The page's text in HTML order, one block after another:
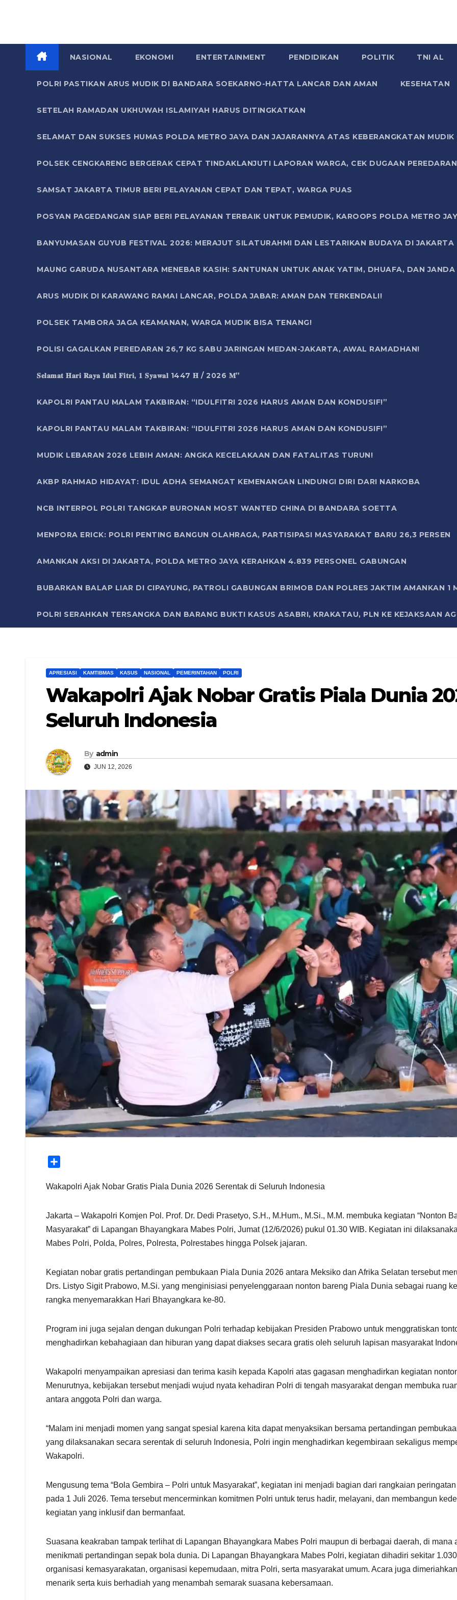
NASIONAL EKONOMI ENTERTAINMENT PENDIDIKAN POLITIK TNI AL
POLRI PASTIKAN ARUS MUDIK DI BANDARA SOEKARNO-HATTA LANCAR DAN AMAN KESEHATAN
SETELAH RAMADAN UKHUWAH ISLAMIYAH HARUS DITINGKATKAN
SELAMAT DAN SUKSES HUMAS POLDA METRO JAYA DAN JAJARANNYA ATAS KEBERANGKATAN
POLSEK CENGKARENG BERGERAK CEPAT TINDAKLANJUTI LAPORAN WARGA, CEK DUGAAN
SAMSAT JAKARTA TIMUR BERI PELAYANAN CEPAT DAN TEPAT, WARGA PUAS
POSYAN PAGEDANGAN SIAP BERI PELAYANAN TERBAIK UNTUK PEMUDIK, KAROOPS POLDA METRO
BANYUMASAN GUYUB FESTIVAL 2026: MERAJUT SILATURAHMI DAN LESTARIKAN BUDAYA DI JAKARTA
MAUNG GARUDA NUSANTARA MENEBAR KASIH: SANTUNAN UNTUK ANAK YATIM, DHUAFA, DAN
ARUS MUDIK DI KARAWANG RAMAI LANCAR, POLDA JABAR: AMAN DAN TERKENDALI!
POLSEK TAMBORA JAGA KEAMANAN, WARGA MUDIK BISA TENANG!
POLISI GAGALKAN PEREDARAN 26,7 KG SABU JARINGAN MEDAN-JAKARTA, AWAL RAMADHAN!
𝐒𝐞𝐥𝐚𝐦𝐚𝐭 𝐇𝐚𝐫𝐢 𝐑𝐚𝐲𝐚 𝐈𝐝𝐮𝐥 𝐅𝐢𝐭𝐫𝐢, 𝟏 𝐒𝐲𝐚𝐰𝐚𝐥 1447 𝐇 / 2026 𝐌”
KAPOLRI PANTAU MALAM TAKBIRAN: “IDULFITRI 2026 HARUS AMAN DAN KONDUSIF!”
KAPOLRI PANTAU MALAM TAKBIRAN: “IDULFITRI 2026 HARUS AMAN DAN KONDUSIF!”
MUDIK LEBARAN 2026 LEBIH AMAN: ANGKA KECELAKAAN DAN FATALITAS TURUN!
AKBP RAHMAD HIDAYAT: IDUL ADHA SEMANGAT KEMENANGAN LINDUNGI DIRI DARI NARKOBA
NCB INTERPOL POLRI TANGKAP BURONAN MOST WANTED CHINA DI BANDARA SOETTA
MENPORA ERICK: POLRI PENTING BANGUN OLAHRAGA, PARTISIPASI MASYARAKAT BARU 26,3 PERSEN
AMANKAN AKSI DI JAKARTA, POLDA METRO JAYA KERAHKAN 4.839 PERSONEL GABUNGAN
BUBARKAN BALAP LIAR DI CIPAYUNG, PATROLI GABUNGAN BRIMOB DAN POLRES JAKTIM AMANKAN 1
POLRI SERAHKAN TERSANGKA DAN BARANG BUKTI KASUS ASABRI, KRAKATAU, PLN KE KEJAKSAAN
APRESIASI KAMTIBMAS KASUS NASIONAL PEMERINTAHAN POLRI
Wakapolri Ajak Nobar Gratis Piala Dunia
Seluruh Indonesia
By admin
JUN 12, 2026
a
Wakapolri Ajak Nobar Gratis Piala Dunia 2026 Serentak di Seluruh Indonesia
Jakarta – Wakapolri Komjen Pol. Prof. Dr. Dedi Prasetyo, S.H., M.Hum., M.Si., M.M. membuka kegiatan “Nonton
Masyarakat” di Lapangan Bhayangkara Mabes Polri, Jumat (12/6/2026) pukul 01.30 WIB. Kegiatan ini
Mabes Polri, Polda, Polres, Polresta, Polrestabes hingga Polsek jajaran.
Kegiatan nobar gratis pertandingan pembukaan Piala Dunia 2026 antara Meksiko dan Afrika Selatan tersebut
Drs. Listyo Sigit Prabowo, M.Si. yang menginisiasi penyelenggaraan nonton bareng Piala Dunia sebagai ruang
rangka menyemarakkan Hari Bhayangkara ke-80.
Program ini juga sejalan dengan dukungan Polri terhadap kebijakan Presiden Prabowo untuk menggratiskan
menghadirkan kebahagiaan dan hiburan yang dapat diakses secara gratis oleh seluruh lapisan masyarakat
Wakapolri menyampaikan apresiasi dan terima kasih kepada Kapolri atas gagasan menghadirkan kegiatan
Menurutnya, kebijakan tersebut menjadi wujud nyata kehadiran Polri di tengah masyarakat dengan membuka
antara anggota Polri dan warga.
“Malam ini menjadi momen yang sangat spesial karena kita dapat menyaksikan bersama pertandingan
yang dilaksanakan secara serentak di seluruh Indonesia, Polri ingin menghadirkan kegembiraan sekaligus
Wakapolri.
Mengusung tema “Bola Gembira – Polri untuk Masyarakat”, kegiatan ini menjadi bagian dari rangkaian
pada 1 Juli 2026. Tema tersebut mencerminkan komitmen Polri untuk terus hadir, melayani, dan membangun
kegiatan yang inklusif dan bermanfaat.
Suasana keakraban tampak terlihat di Lapangan Bhayangkara Mabes Polri maupun di berbagai daerah, di
menikmati pertandingan sepak bola dunia. Di Lapangan Bhayangkara Mabes Polri, kegiatan dihadiri sekitar
organisasi kemasyarakatan, organisasi kepemudaan, mitra Polri, serta masyarakat umum. Acara juga
menarik serta kuis berhadiah yang menambah semarak suasana kebersamaan.